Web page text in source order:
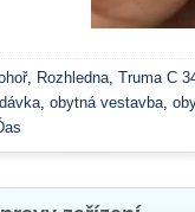
, Rozhledna Truma C
obytná vestavba